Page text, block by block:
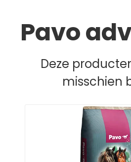
Pavo
Deze
misschien